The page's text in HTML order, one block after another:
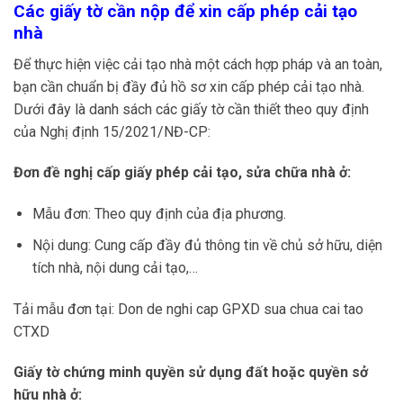
Các giấy tờ cần nộp để xin cấp phép cải tạo
nhà
Để thực hiện việc cải tạo nhà một cách hợp pháp và an toàn,
bạn cần chuẩn bị đầy đủ hồ sơ xin cấp phép cải tạo nhà.
Dưới đây là danh sách các giấy tờ cần thiết theo quy định
của Nghị định 15/2021/NĐ-CP:
Đơn đề nghị cấp giấy phép cải tạo, sửa chữa nhà ở:
Mẫu đơn: Theo quy định của địa phương.
Nội dung: Cung cấp đầy đủ thông tin về chủ sở hữu, diện
tích nhà, nội dung cải tạo,…
Tải mẫu đơn tại: Don de nghi cap GPXD sua chua cai tao
CTXD
Giấy tờ chứng minh quyền sử dụng đất hoặc quyền sở
hữu nhà ở: